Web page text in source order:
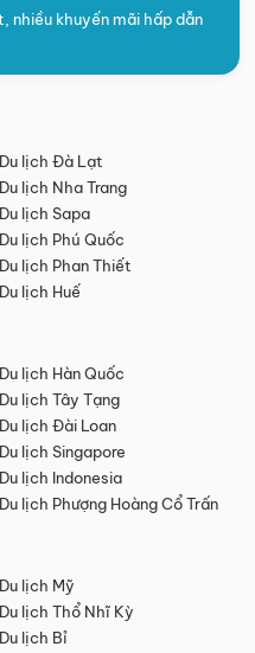
nhiều khuyến mãi hấp dẫn
Du lịch Đà Lạt
Du lịch Nha Trang
Du lịch Sapa
Du lịch Phú Quốc
Du lịch Phan Thiết
Du lịch Huế
Du lịch Hàn Quốc
Du lịch Tây Tạng
Du lịch Đài Loan
Du lịch Singapore
Du lịch Indonesia
Du lịch Phượng Hoàng Cổ Trấn
Du lịch Mỹ
Du lịch Thổ Nhĩ Kỳ
Du lịch Bỉ